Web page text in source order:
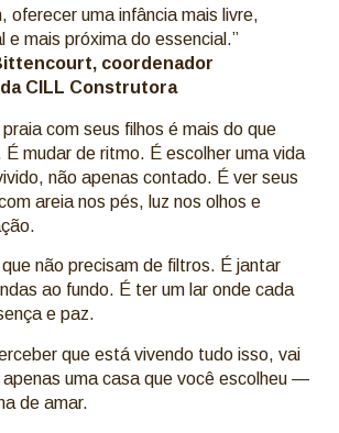
oferecer uma infância mais livre,
e mais próxima do essencial.”
coordenador
CILL Construtora
com seus filhos é mais do que
É mudar de ritmo. É escolher uma vida
não apenas contado. É ver seus
areia nos pés, luz nos olhos e
não precisam de filtros. É jantar
ao fundo. É ter um lar onde cada
e paz.
que está vivendo tudo isso, vai
uma casa que você escolheu —
de amar.